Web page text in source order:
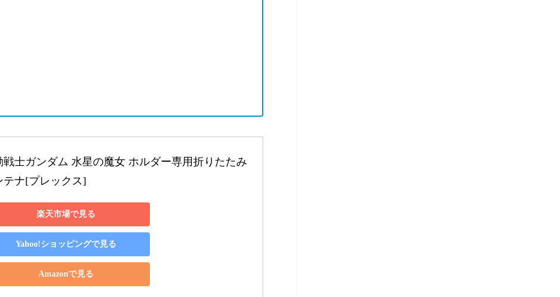
戦士ガンダム 水星の魔女 ホルダー専用折りたたみ
テナ[プレックス]
楽天市場で見る
Yahoo!ショッピングで見る
Amazonで見る